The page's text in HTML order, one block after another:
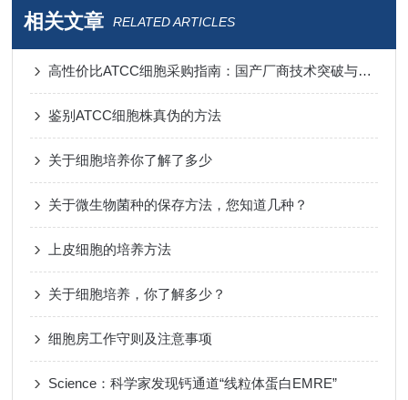
相关文章 RELATED ARTICLES
高性价比ATCC细胞采购指南：国产厂商技术突破与进口替代分析
鉴别ATCC细胞株真伪的方法
关于细胞培养你了解了多少
关于微生物菌种的保存方法，您知道几种？
上皮细胞的培养方法
关于细胞培养，你了解多少？
细胞房工作守则及注意事项
Science：科学家发现钙通道“线粒体蛋白EMRE”